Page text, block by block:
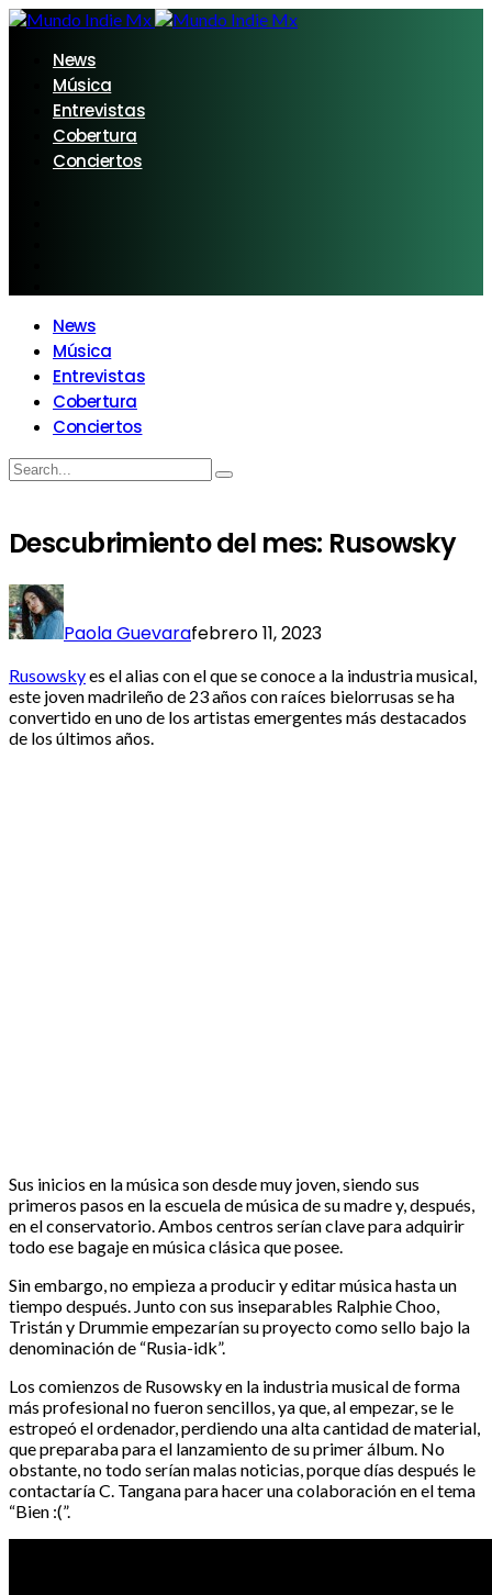
News
Música
Entrevistas
Cobertura
Conciertos
News
Música
Entrevistas
Cobertura
Conciertos
Descubrimiento del mes: Rusowsky
Paola Guevarafebrero 11, 2023
Rusowskyes el alias con el que se conoce a la industria musical,
este joven madrileño de 23 años con raíces bielorrusas se ha
convertido en uno de los artistas emergentes más destacados
de los últimos años.
Sus inicios en la música son desde muy joven, siendo sus
primeros pasos en la escuela de música de su madre y, después,
en el conservatorio. Ambos centros serían clave para adquirir
todo ese bagaje en música clásica que posee.
Sin embargo, no empieza a producir y editar música hasta un
tiempo después. Junto con sus inseparables Ralphie Choo,
Tristán y Drummie empezarían su proyecto como sello bajo la
denominación de “Rusia-idk”.
Los comienzos de Rusowsky en la industria musical de forma
más profesional no fueron sencillos, ya que, al empezar, se le
estropeó el ordenador, perdiendo una alta cantidad de material,
que preparaba para el lanzamiento de su primer álbum. No
obstante, no todo serían malas noticias, porque días después le
contactaría C. Tangana para hacer una colaboración en el tema
“Bien :(”.